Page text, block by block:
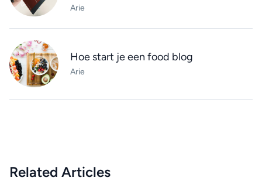
Arie
Hoe start je een food blog
Arie
Related Articles